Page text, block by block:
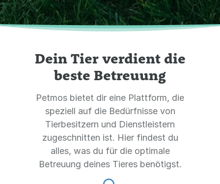
Dein Tier verdient die
beste Betreuung
Petmos bietet dir eine Plattform, die
speziell auf die Bedürfnisse von
Tierbesitzern und Dienstleistern
zugeschnitten ist. Hier findest du
alles, was du für die optimale
Betreuung deines Tieres benötigst.